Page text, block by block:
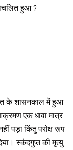
हुआ ?
के शासनकाल में हुआ
एक धावा मात्र
पड़ा किंतु परोक्ष रूप
स्कंदगुप्त की मृत्यु